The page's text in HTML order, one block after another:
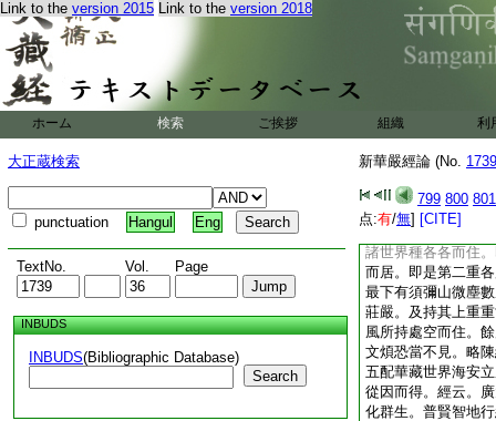
Link to the version 2015 Link to the version 2018
ホーム 検索 ご挨拶 組織 利
大正蔵検索
punctuation Hangul Eng
TextNo. Vol. Page
INBUDS
INBUDS(Bibliographic Database)
Search
新華嚴經論 (No.
799 800 801
点:有/無] [CITE]
列直往。隨方行列
世界種各各上下四
極遠。毎第十三重
重或言相去七佛刹
心十一箇二十重世
圍山十箇世界種。
種不言重數。且略
世界種。周圍有一
十一箇世界種。如
數有不可説佛刹微
種蕊香幢大蓮華之
諸世界種各各而住
而居。即是第二重
最下有須彌山微塵
莊嚴。及持其上重
風所持處空而住。
文煩恐當不見。略
五配華藏世界海安
從因而得。經云。
化群生。普賢智地